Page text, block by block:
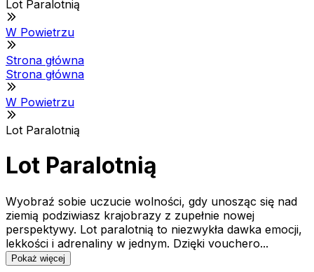
Lot Paralotnią
W Powietrzu
Strona główna
Strona główna
W Powietrzu
Lot Paralotnią
Lot Paralotnią
Wyobraź sobie uczucie wolności, gdy unosząc się nad
ziemią podziwiasz krajobrazy z zupełnie nowej
perspektywy. Lot paralotnią to niezwykła dawka emocji,
lekkości i adrenaliny w jednym. Dzięki vouchero...
Pokaż więcej